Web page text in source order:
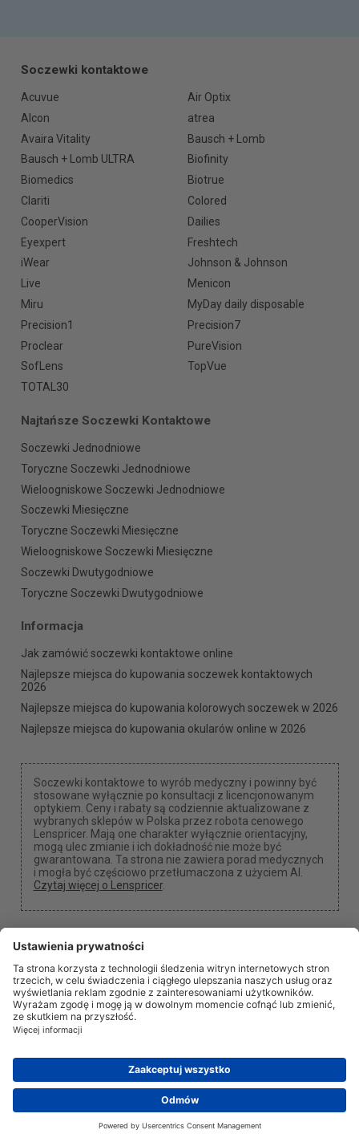
Soczewki kontaktowe
Acuvue
Air Optix
Alcon
atrea
Avaira Vitality
Bausch + Lomb
Bausch + Lomb ULTRA
Biofinity
Biomedics
Biotrue
Clariti
Colored
CooperVision
Dailies
Eyexpert
Freshtech
iWear
Johnson & Johnson
Live
Menicon
Miru
MyDay daily disposable
Precision1
Precision7
Proclear
PureVision
SofLens
TopVue
TOTAL30
Najtańsze Soczewki Kontaktowe
Soczewki Jednodniowe
Toryczne Soczewki Jednodniowe
Wieloogniskowe Soczewki Jednodniowe
Soczewki Miesięczne
Toryczne Soczewki Miesięczne
Wieloogniskowe Soczewki Miesięczne
Soczewki Dwutygodniowe
Toryczne Soczewki Dwutygodniowe
Informacja
Jak zamówić soczewki kontaktowe online
Najlepsze miejsca do kupowania soczewek kontaktowych
2026
Najlepsze miejsca do kupowania kolorowych soczewek w 2026
Najlepsze miejsca do kupowania okularów online w 2026
Soczewki kontaktowe to wyrób medyczny i powinny być
stosowane wyłącznie po konsultacji z licencjonowanym
optykiem. Ceny i rabaty są codziennie aktualizowane z
wybranych sklepów w Polska przez robota cenowego
Lenspricer. Mają one charakter wyłącznie orientacyjny,
mogą ulec zmianie i ich dokładność nie może być
gwarantowana. Ta strona nie zawiera porad medycznych
i mogła być częściowo przetłumaczona z użyciem AI.
Czytaj więcej o Lenspricer.
Ustawienia plików cookie
Możemy otrzymać prowizję, jeśli użyjesz jednego z
O nasAktualnościInformacjaPrywatnośćPrawne
info@lenspricer.pl
DK44428156